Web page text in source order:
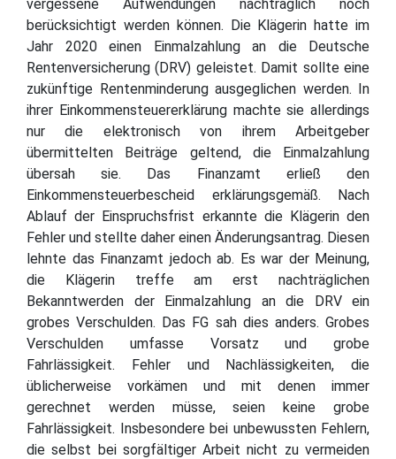
vergessene Aufwendungen nachträglich noch
berücksichtigt werden können. Die Klägerin hatte im
Jahr 2020 einen Einmalzahlung an die Deutsche
Rentenversicherung (DRV) geleistet. Damit sollte eine
zukünftige Rentenminderung ausgeglichen werden. In
ihrer Einkommensteuererklärung machte sie allerdings
nur die elektronisch von ihrem Arbeitgeber
übermittelten Beiträge geltend, die Einmalzahlung
übersah sie. Das Finanzamt erließ den
Einkommensteuerbescheid erklärungsgemäß. Nach
Ablauf der Einspruchsfrist erkannte die Klägerin den
Fehler und stellte daher einen Änderungsantrag. Diesen
lehnte das Finanzamt jedoch ab. Es war der Meinung,
die Klägerin treffe am erst nachträglichen
Bekanntwerden der Einmalzahlung an die DRV ein
grobes Verschulden. Das FG sah dies anders. Grobes
Verschulden umfasse Vorsatz und grobe
Fahrlässigkeit. Fehler und Nachlässigkeiten, die
üblicherweise vorkämen und mit denen immer
gerechnet werden müsse, seien keine grobe
Fahrlässigkeit. Insbesondere bei unbewussten Fehlern,
die selbst bei sorgfältiger Arbeit nicht zu vermeiden